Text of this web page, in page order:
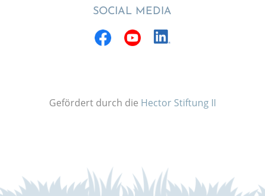
SOCIAL MEDIA
Gefördert durch die Hector Stiftung II